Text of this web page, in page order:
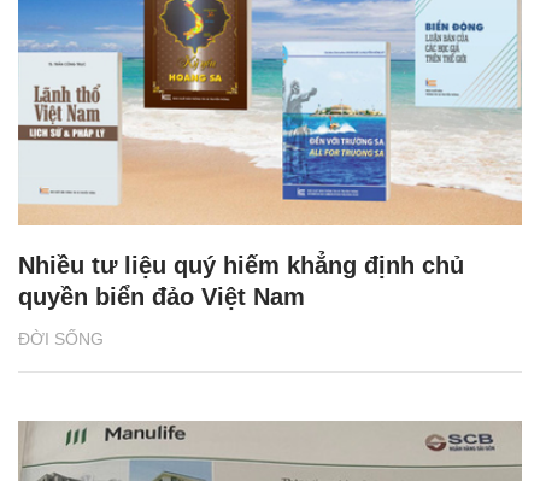
ĐỜI SỐNG
Nhiều tư liệu quý hiếm khẳng định chủ
quyền biển đảo Việt Nam